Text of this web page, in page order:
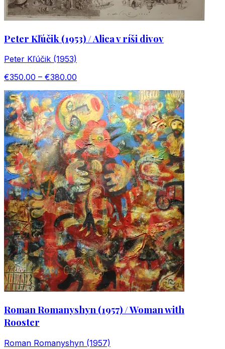
Peter Kľúčik (1953) / Alica v ríši divov
Peter Kľúčik (1953)
€350.00 – €380.00
Roman Romanyshyn (1957) / Woman with
Rooster
Roman Romanyshyn (1957)